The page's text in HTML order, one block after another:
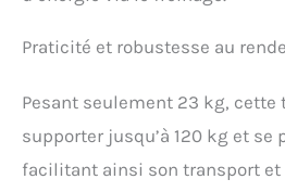
scooter étant protégé par des
Intelligente NAVEE & Écran
connecté en temps réel grâce
Bluetooth NAVEE pour le
la personnalisation des
des performances.
Praticité et robustesse au
Pesant seulement 23 kg,
supporter jusqu’à 120 kg et
facilitant ainsi son transport et